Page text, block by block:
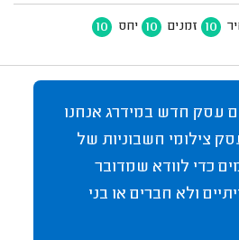
10 זמנים 10 יחס 10
עסק חדש במידרג אנחנו
צילומי חשבוניות של
כדי לוודא שמדובר
ולא חברים או בני